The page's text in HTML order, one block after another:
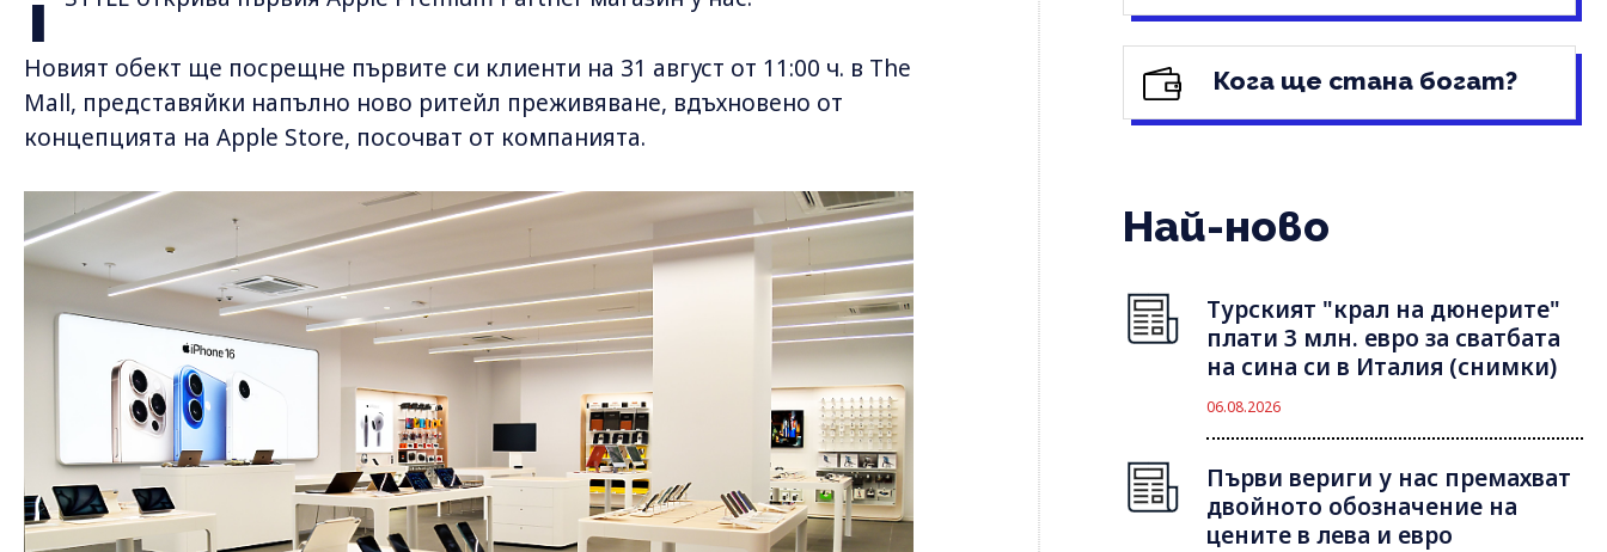
Новият обект ще посрещне първите си клиенти на 31 август от 11:00 ч. в The
Mall, представяйки напълно ново ритейл преживяване, вдъхновено от
концепцията на Apple Store, посочват от компанията.
Кога ще стана богат?
Най-ново
Турският "крал на дюнерите"
плати 3 млн. евро за сватбата
на сина си в Италия (снимки)
06.08.2026
Първи вериги у нас премахват
двойното обозначение на
цените в лева и евро